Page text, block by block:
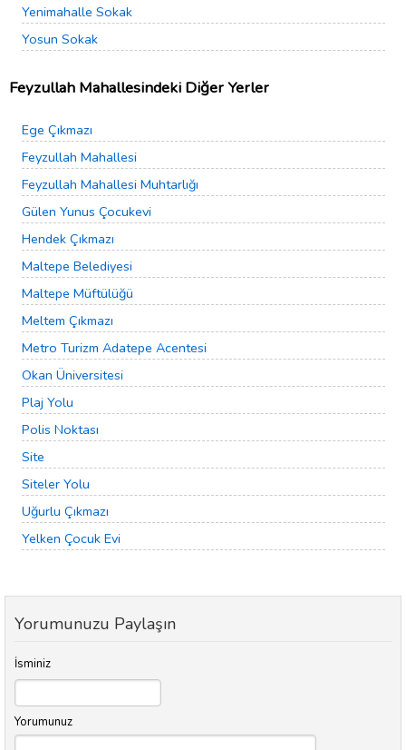
Yenimahalle Sokak
Yosun Sokak
Feyzullah Mahallesindeki Diğer Yerler
Ege Çıkmazı
Feyzullah Mahallesi
Feyzullah Mahallesi Muhtarlığı
Gülen Yunus Çocukevi
Hendek Çıkmazı
Maltepe Belediyesi
Maltepe Müftülüğü
Meltem Çıkmazı
Metro Turizm Adatepe Acentesi
Okan Üniversitesi
Plaj Yolu
Polis Noktası
Site
Siteler Yolu
Uğurlu Çıkmazı
Yelken Çocuk Evi
Yorumunuzu Paylaşın
İsminiz
Yorumunuz